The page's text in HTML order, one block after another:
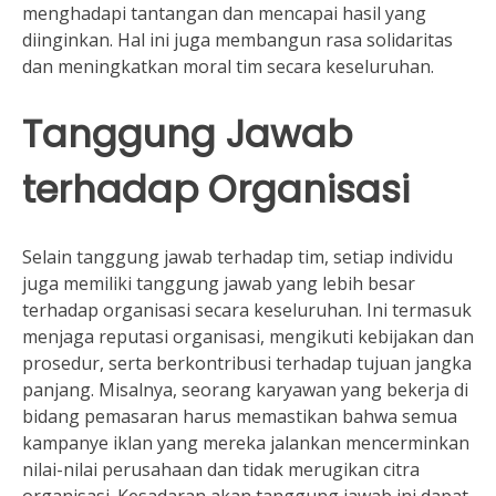
menghadapi tantangan dan mencapai hasil yang
diinginkan. Hal ini juga membangun rasa solidaritas
dan meningkatkan moral tim secara keseluruhan.
Tanggung Jawab
terhadap Organisasi
Selain tanggung jawab terhadap tim, setiap individu
juga memiliki tanggung jawab yang lebih besar
terhadap organisasi secara keseluruhan. Ini termasuk
menjaga reputasi organisasi, mengikuti kebijakan dan
prosedur, serta berkontribusi terhadap tujuan jangka
panjang. Misalnya, seorang karyawan yang bekerja di
bidang pemasaran harus memastikan bahwa semua
kampanye iklan yang mereka jalankan mencerminkan
nilai-nilai perusahaan dan tidak merugikan citra